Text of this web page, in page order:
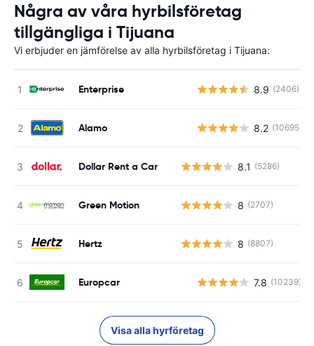
Några av våra hyrbilsföretag
tillgängliga i Tijuana
Vi erbjuder en jämförelse av alla hyrbilsföretag i Tijuana:
Enterprise 8.9 (2406)
Alamo 8.2 (10695)
Dollar Rent a Car 8.1 (5286)
Green Motion 8 (2707)
Hertz 8 (8807)
Europcar 7.8 (10239)
Visa alla hyrföretag